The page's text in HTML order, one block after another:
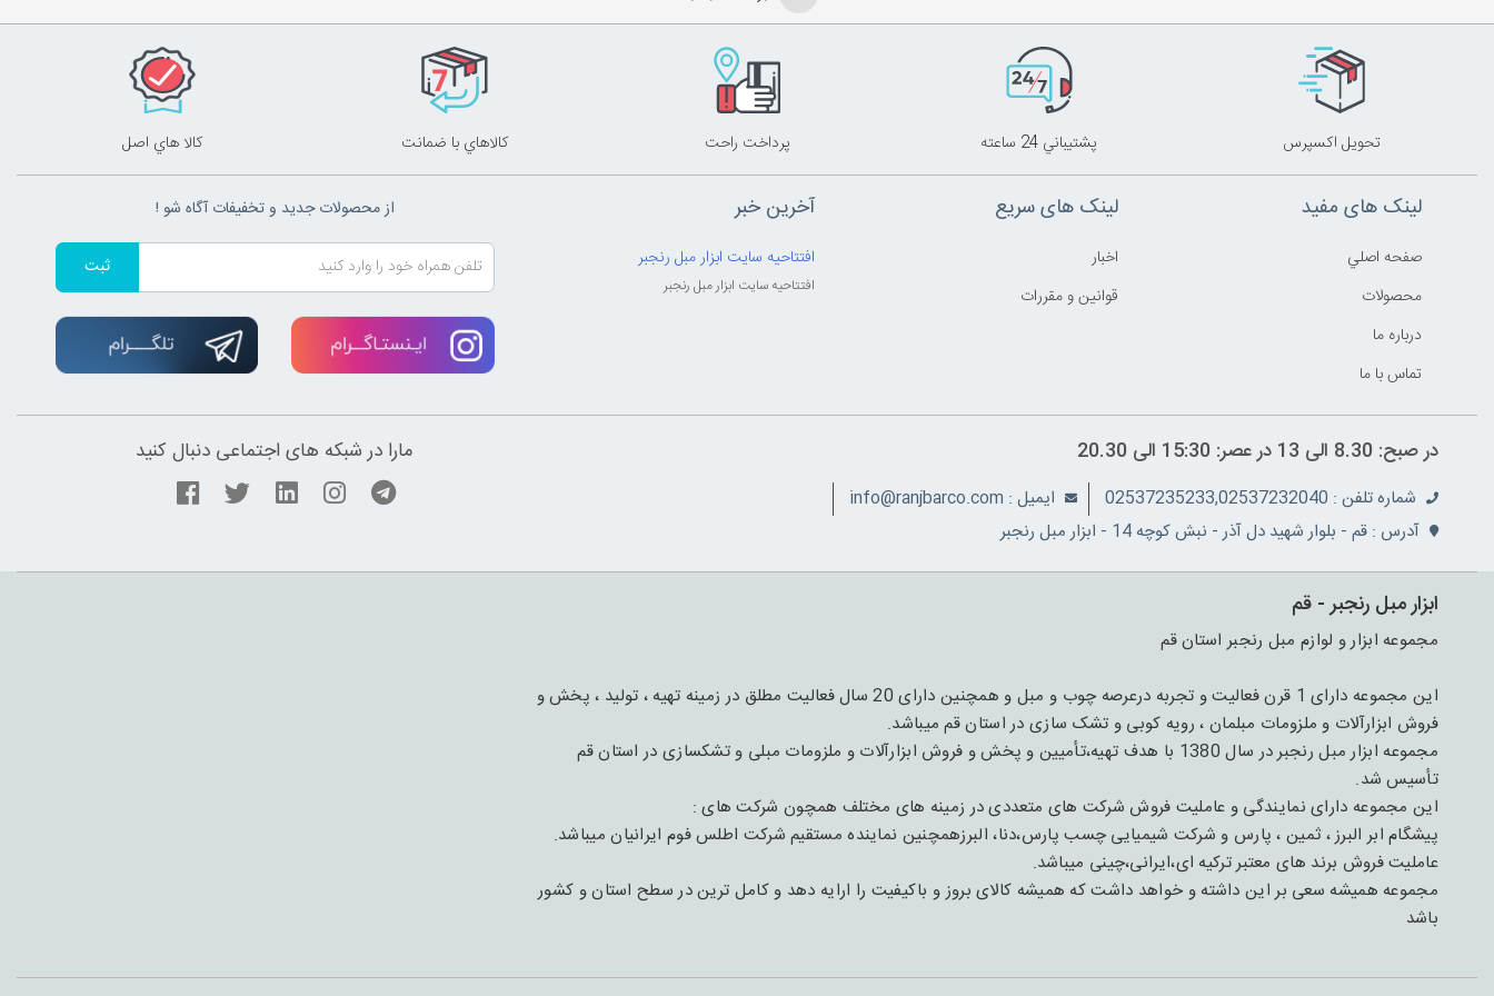
تحويل اکسپرس پشتيباني 24 ساعته پرداخت راحت کالاهاي با ضمانت کالا هاي اصل
لینک های مفید
صفحه اصلي
محصولات
درباره ما
تماس با ما
لینک های سریع
اخبار
قوانين و مقررات
آخرین خبر
افتتاحیه سایت ابزار مبل رنجبر
افتتاحیه سایت ابزار مبل رنجبر
از محصولات جدید و تخفیفات آگاه شو !
ثبت
در صبح: 8.30 الی 13 در عصر: 15:30 الی 20.30
شماره تلفن : 02537235233,02537232040
ايميل : info@ranjbarco.com
آدرس : قم - بلوار شهید دل آذر - نبش کوچه 14 - ابزار مبل رنجبر
مارا در شبکه های اجتماعی دنبال کنید
ابزار مبل رنجبر - قم
مجموعه ابزار و لوازم مبل رنجبر استان قم
این مجموعه دارای 1 قرن فعالیت و تجربه درعرصه چوب و مبل و همچنین دارای 20 سال فعالیت مطلق در زمینه تهیه ، تولید ، پخش و
فروش ابزارآلات و ملزومات مبلمان ، رویه کوبی و تشک سازی در استان قم میباشد.
مجموعه ابزار مبل رنجبر در سال 1380 با هدف تهیه،تأمیین و پخش و فروش ابزارآلات و ملزومات مبلی و تشکسازی در استان قم
تأسیس شد.
این مجموعه دارای نمایندگی و عاملیت فروش شرکت های متعددی در زمینه های مختلف همچون شرکت های :
پیشگام ابر البرز ، ثمین ، پارس و شرکت شیمیایی چسب پارس،دنا، البرزهمچنین نماینده مستقیم شرکت اطلس فوم ایرانیان میباشد.
عاملیت فروش برند های معتبر ترکیه ای،ایرانی،چینی میباشد.
مجموعه همیشه سعی بر این داشته و خواهد داشت که همیشه کالای بروز و باکیفیت را ارایه دهد و کامل ترین در سطح استان و کشور
باشد